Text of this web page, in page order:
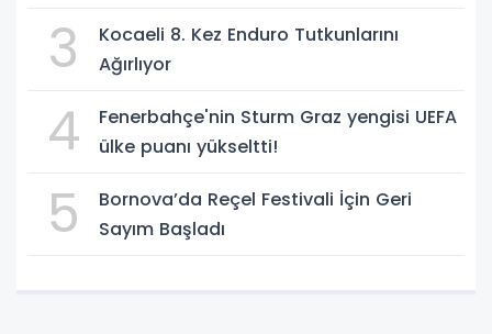
3
Kocaeli 8. Kez Enduro Tutkunlarını
Ağırlıyor
4
Fenerbahçe'nin Sturm Graz yengisi UEFA
ülke puanı yükseltti!
5
Bornova’da Reçel Festivali İçin Geri
Sayım Başladı